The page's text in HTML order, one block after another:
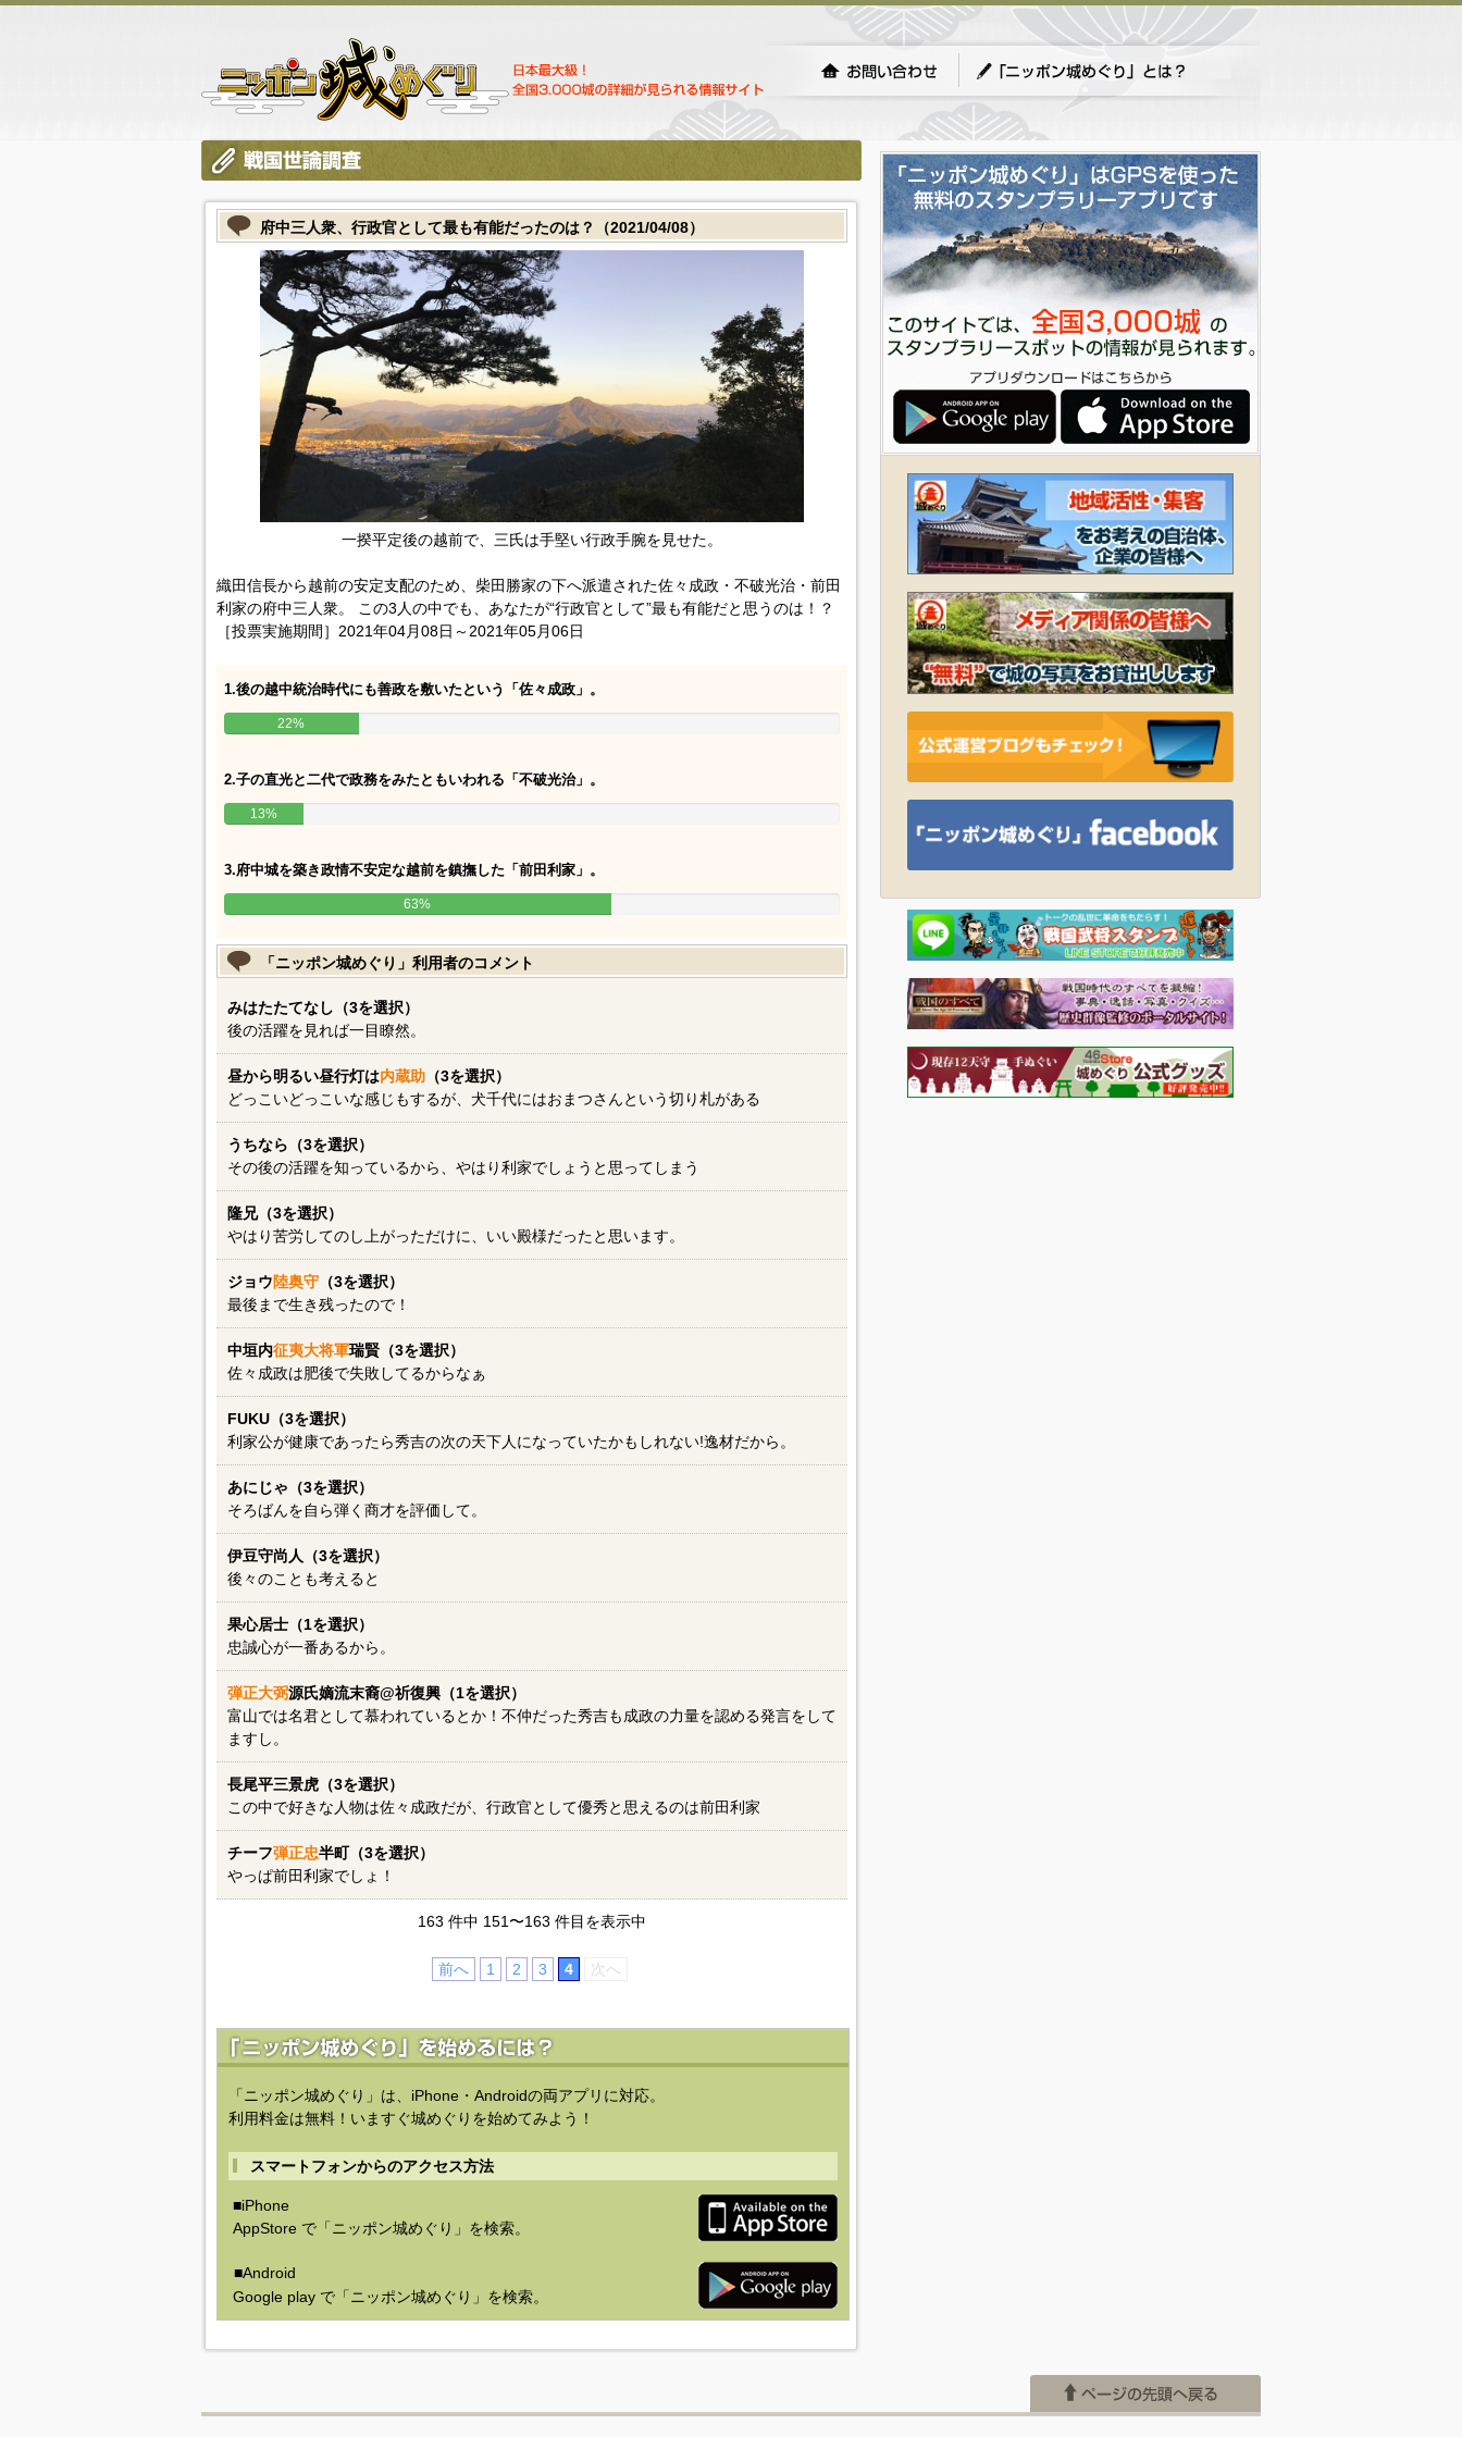
府中三人衆、行政官として最も有能だったのは？（2021/04/08）
一揆平定後の越前で、三氏は手堅い行政手腕を見せた。
織田信長から越前の安定支配のため、柴田勝家の下へ派遣された佐々成政・不破光治・前田
利家の府中三人衆。 この3人の中でも、あなたが“行政官として”最も有能だと思うのは！？
［投票実施期間］2021年04月08日～2021年05月06日
1.後の越中統治時代にも善政を敷いたという「佐々成政」。
22%
2.子の直光と二代で政務をみたともいわれる「不破光治」。
13%
3.府中城を築き政情不安定な越前を鎮撫した「前田利家」。
63%
「ニッポン城めぐり」利用者のコメント
みはたたてなし（3を選択）
後の活躍を見れば一目瞭然。
昼から明るい昼行灯は内蔵助（3を選択）
どっこいどっこいな感じもするが、犬千代にはおまつさんという切り札がある
うちなら（3を選択）
その後の活躍を知っているから、やはり利家でしょうと思ってしまう
隆兄（3を選択）
やはり苦労してのし上がっただけに、いい殿様だったと思います。
ジョウ陸奥守（3を選択）
最後まで生き残ったので！
中垣内征夷大将軍瑞賢（3を選択）
佐々成政は肥後で失敗してるからなぁ
FUKU（3を選択）
利家公が健康であったら秀吉の次の天下人になっていたかもしれない!逸材だから。
あにじゃ（3を選択）
そろばんを自ら弾く商才を評価して。
伊豆守尚人（3を選択）
後々のことも考えると
果心居士（1を選択）
忠誠心が一番あるから。
弾正大弼源氏嫡流末裔@祈復興（1を選択）
富山では名君として慕われているとか！不仲だった秀吉も成政の力量を認める発言をして
ますし。
長尾平三景虎（3を選択）
この中で好きな人物は佐々成政だが、行政官として優秀と思えるのは前田利家
チーフ弾正忠半町（3を選択）
やっぱ前田利家でしょ！
163 件中 151〜163 件目を表示中
前へ 1 2 3 4 次へ
「ニッポン城めぐり」は、iPhone・Androidの両アプリに対応。
利用料金は無料！いますぐ城めぐりを始めてみよう！
スマートフォンからのアクセス方法
■iPhone
AppStore で「ニッポン城めぐり」を検索。
■Android
Google play で「ニッポン城めぐり」を検索。